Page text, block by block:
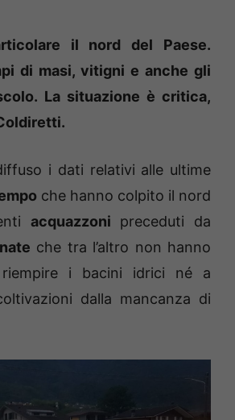
il nord del Paese.
di masi, vitigni e anche gli
La situazione è critica,
i dati relativi alle ultime
che hanno colpito il nord
acquazzoni preceduti da
che tra l’altro non hanno
i bacini idrici né a
dalla mancanza di